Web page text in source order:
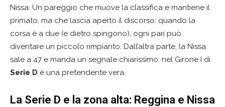
Nissa. Un pareggio che muove la classifica e mantiene il
primato, ma che lascia aperto il discorso: quando la
corsa è a due (e dietro spingono), ogni pari può
diventare un piccolo rimpianto. Dall’altra parte, la Nissa
sale a 47 e manda un segnale chiarissimo: nel Girone I di
Serie D è una pretendente vera.
La Serie D e la zona alta: Reggina e Nissa